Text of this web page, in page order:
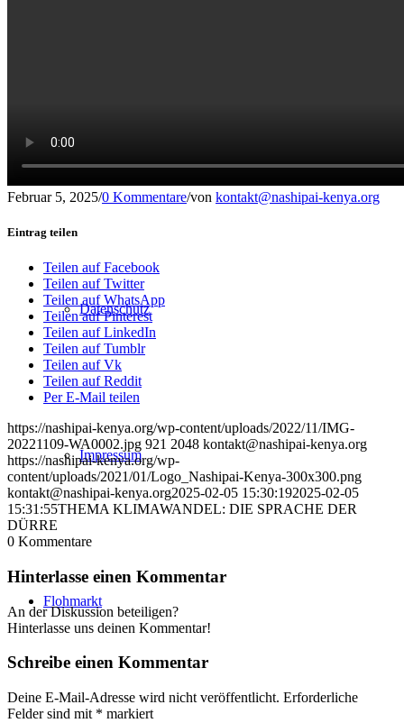
Kontakt
Datenschutz
Impressum
Flohmarkt
Februar 5, 2025/0 Kommentare/von kontakt@nashipai-kenya.org
Eintrag teilen
Teilen auf Facebook
Teilen auf Twitter
Teilen auf WhatsApp
Teilen auf Pinterest
Teilen auf LinkedIn
Teilen auf Tumblr
Teilen auf Vk
Teilen auf Reddit
Per E-Mail teilen
https://nashipai-kenya.org/wp-content/uploads/2022/11/IMG-
20221109-WA0002.jpg 921 2048 kontakt@nashipai-kenya.org
https://nashipai-kenya.org/wp-
content/uploads/2021/01/Logo_Nashipai-Kenya-300x300.png
kontakt@nashipai-kenya.org2025-02-05 15:30:192025-02-05
15:31:55THEMA KLIMAWANDEL: DIE SPRACHE DER
DÜRRE
0 Kommentare
Hinterlasse einen Kommentar
An der Diskussion beteiligen?
Hinterlasse uns deinen Kommentar!
Schreibe einen Kommentar
Deine E-Mail-Adresse wird nicht veröffentlicht. Erforderliche
Felder sind mit * markiert